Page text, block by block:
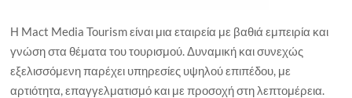
Η Mact Media Tourism είναι μια εταιρεία με βαθιά εμπειρία και
γνώση στα θέματα του τουρισμού. Δυναμική και συνεχώς
εξελισσόμενη παρέχει υπηρεσίες υψηλού επιπέδου, με
αρτιότητα, επαγγελματισμό και με προσοχή στη λεπτομέρεια.